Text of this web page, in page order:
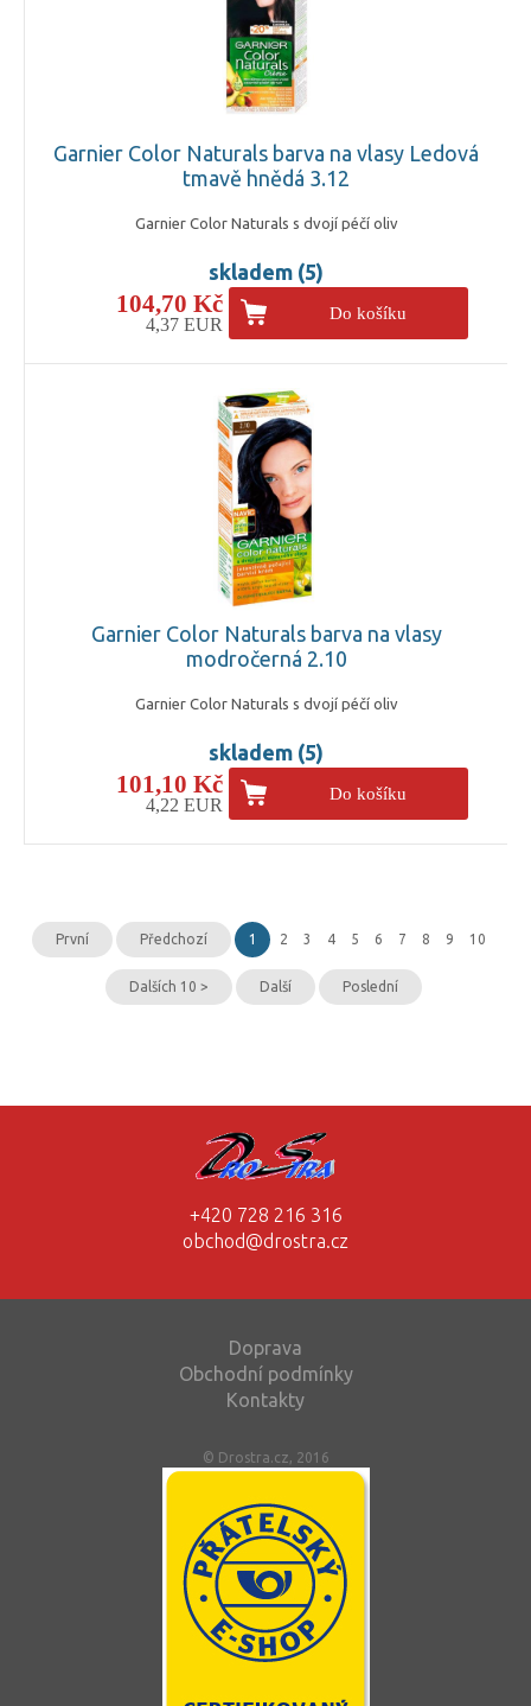
Garnier Color Naturals barva na vlasy Ledová
tmavě hnědá 3.12
Garnier Color Naturals s dvojí péčí oliv
skladem (5)
104,70 Kč
4,37 EUR
Do košíku
Garnier Color Naturals barva na vlasy
modročerná 2.10
Garnier Color Naturals s dvojí péčí oliv
skladem (5)
101,10 Kč
4,22 EUR
Do košíku
První Předchozí 1 2 3 4 5 6 7 8 9 10
Dalších 10 > Další Poslední
+420 728 216 316
obchod@drostra.cz
Doprava
Obchodní podmínky
Kontakty
© Drostra.cz, 2016